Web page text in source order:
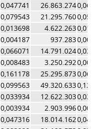
0,047741 26.863.274
0,079543 21.295.760
0,013698 4.622.263
0,004187 937.283
0,066071 14.791.024
0,008483 3.250.292
0,161178 25.295.873
0,099563 49.320.633
0,033934 12.622.303
0,003934 2.903.996
0,047316 18.014.162